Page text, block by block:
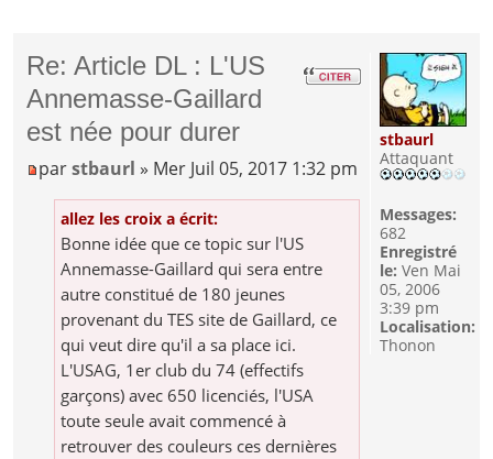
Re: Article DL : L'US
Annemasse-Gaillard
est née pour durer
parstbaurl » Mer Juil 05, 2017 1:32 pm
allez les croix a écrit:
Bonne idée que ce topic sur l'US
Annemasse-Gaillard qui sera entre
autre constitué de 180 jeunes
provenant du TES site de Gaillard, ce
qui veut dire qu'il a sa place ici.
L'USAG, 1er club du 74 (effectifs
garçons) avec 650 licenciés, l'USA
toute seule avait commencé à
retrouver des couleurs ces dernières
stbaurl
Attaquant
Messages:
682
Enregistré
le: Ven Mai
05, 2006
3:39 pm
Localisation:
Thonon